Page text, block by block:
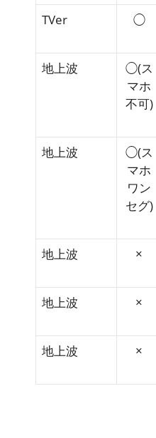
TVer
◯
地上波
◯(ス
マホ
不可)
地上波
◯(ス
マホ
ワン
セグ)
地上波 ×
地上波
×
地上波
×